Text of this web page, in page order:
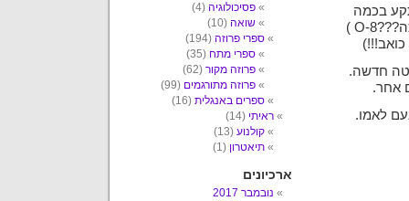
בכמה
וכמה עמודי חשמל (מה בסך הכל עשיתי, קראתי תוך כדי הליכה???8-O )
חדשה.
אחר.
לאמו.
פסיכולוגיה (4)
שואה (10)
ספרי פרוזה (194)
ספרי מתח (35)
פרוזה מקור (62)
פרוזה מתורגמים (99)
ספרים באנגלית (16)
ראיתי (14)
קולנוע (13)
תיאטרון (1)
ארכיונים
נובמבר 2017